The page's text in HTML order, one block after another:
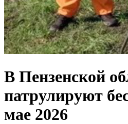
В Пензенской
патрулируют
мае 2026